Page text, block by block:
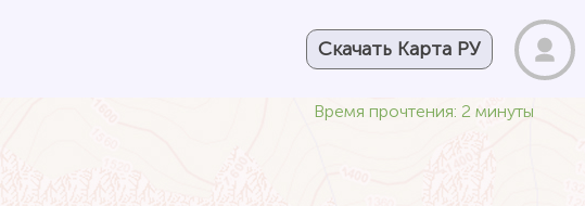
Скачать Карта РУ
Время прочтения: 2 минуты